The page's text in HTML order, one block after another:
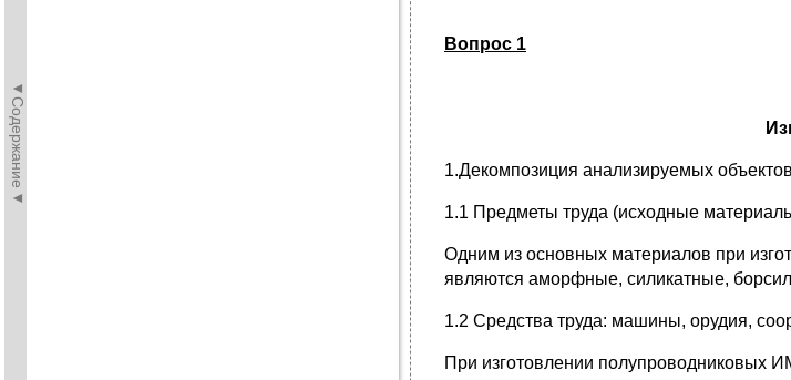
◄Содержание◄
Вопрос 1
1.Декомпозиция анализируемых
1.1 Предметы труда (исходные
Одним из основных материалов при
являются аморфные, силикатные,
1.2 Средства труда: машины, орудия,
При изготовлении полупроводниковых